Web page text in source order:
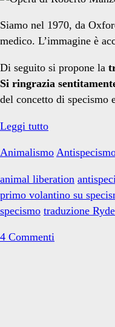
e
Siamo nel 1970, da
medico. L’immagine è
Di seguito si propone la
Si ringrazia
del concetto di specismo
Leggi tuttoLa
del
termine
“specismo”
Animalismo
animal liberation
primo volantino su
specismo traduzione
4 Commenti